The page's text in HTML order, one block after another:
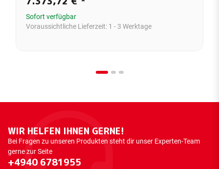
Sofort verfügbar
Voraussichtliche Lieferzeit: 1 - 3 Werktage
WIR HELFEN IHNEN GERNE!
Bei Fragen zu unseren Produkten steht dir unser Experten-Team
gerne zur Seite
+4940 6781955